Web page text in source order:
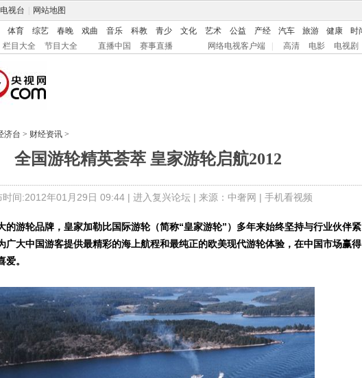
视台 网站地图
体育 综艺 春晚 戏曲 音乐 科教 青少 文化 艺术 公益 产经 汽车 旅游 健康 时
栏目大全 节目大全 直播中国 赛事直播 网络电视客户端 高清 电影 电视剧
济台 > 财经资讯 >
全国游轮精英荟萃 皇家游轮启航2012
时间:2012年01月29日 09:44 | 进入复兴论坛| 来源：中奢网 | 手机看视频
的游轮品牌，皇家加勒比国际游轮（简称“皇家游轮”）多年来始终坚持与行业伙伴紧
广大中国游客提供最精彩的海上航程和最纯正的欧美现代游轮体验，在中国市场赢得
。